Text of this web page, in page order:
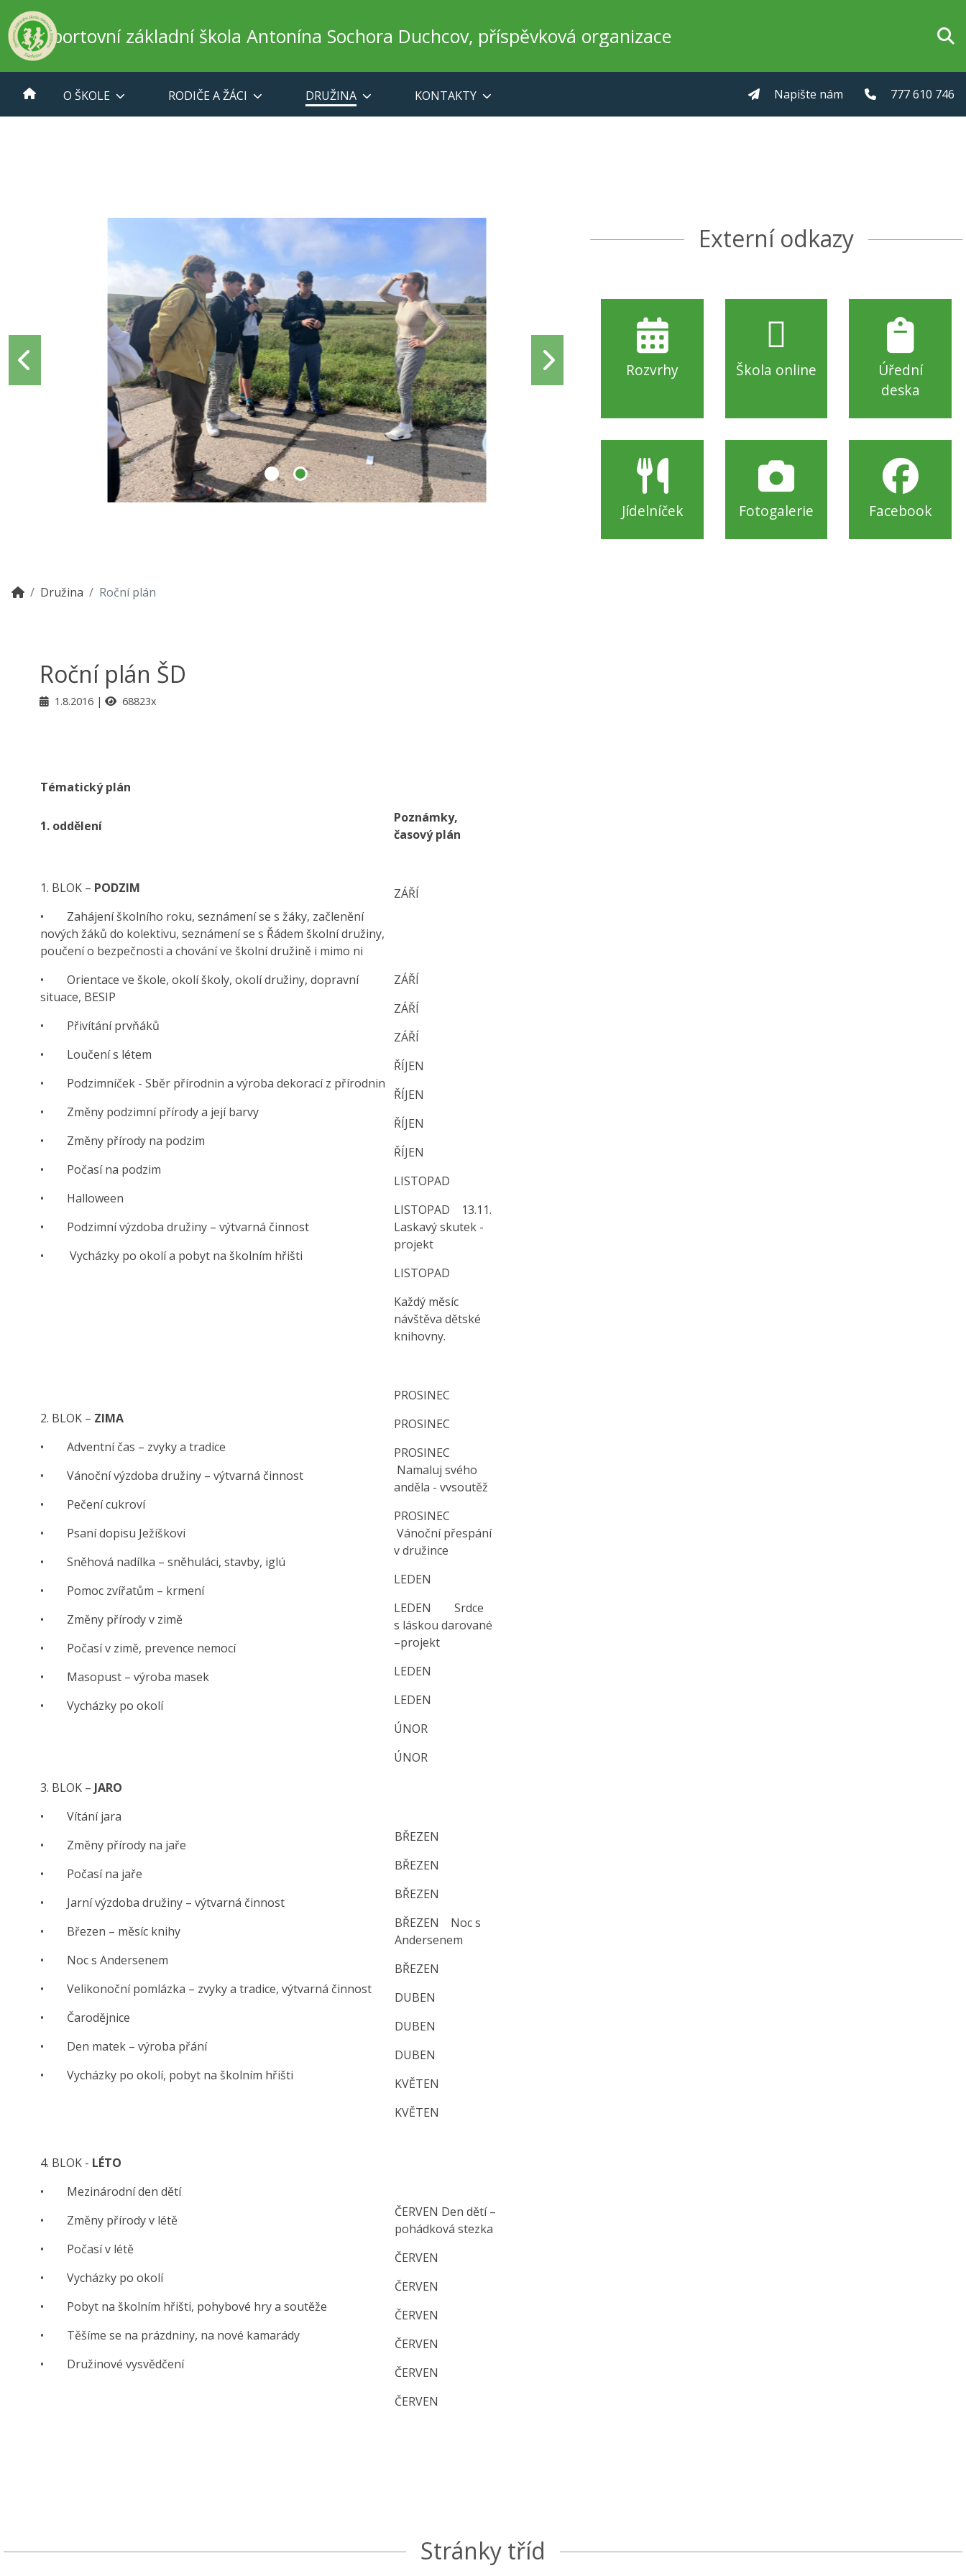
Sportovní základní škola Antonína Sochora Duchcov, příspěvková organizace
O ŠKOLE RODIČE A ŽÁCI DRUŽINA KONTAKTY Napište nám 777 610 746
Externí odkazy
Rozvrhy Škola online
Úřední
deska
Jídelníček Fotogalerie Facebook
Družina Roční plán
Roční plán ŠD
1.8.2016 68823x
Tématický plán
1. oddělení
Poznámky,
časový plán
1. BLOK – PODZIM
• Zahájení školního roku, seznámení se s žáky, začlenění
nových žáků do kolektivu, seznámení se s Řádem školní družiny,
poučení o bezpečnosti a chování ve školní družině i mimo ni
• Orientace ve škole, okolí školy, okolí družiny, dopravní
situace, BESIP
• Přivítání prvňáků
• Loučení s létem
• Podzimníček - Sběr přírodnin a výroba dekorací z přírodnin
• Změny podzimní přírody a její barvy
• Změny přírody na podzim
• Počasí na podzim
• Halloween
• Podzimní výzdoba družiny – výtvarná činnost
• Vycházky po okolí a pobyt na školním hřišti
ZÁŘÍ
ZÁŘÍ
ZÁŘÍ
ZÁŘÍ
ŘÍJEN
ŘÍJEN
ŘÍJEN
ŘÍJEN
LISTOPAD
LISTOPAD 13.11.
Laskavý skutek -
projekt
LISTOPAD
Každý měsíc
návštěva dětské
knihovny.
2. BLOK – ZIMA
• Adventní čas – zvyky a tradice
• Vánoční výzdoba družiny – výtvarná činnost
• Pečení cukroví
• Psaní dopisu Ježíškovi
• Sněhová nadílka – sněhuláci, stavby, iglú
• Pomoc zvířatům – krmení
• Změny přírody v zimě
• Počasí v zimě, prevence nemocí
• Masopust – výroba masek
• Vycházky po okolí
PROSINEC
PROSINEC
PROSINEC
Namaluj svého
anděla - vvsoutěž
PROSINEC
Vánoční přespání
v družince
LEDEN
LEDEN Srdce
s láskou darované
–projekt
LEDEN
LEDEN
ÚNOR
ÚNOR
3. BLOK – JARO
• Vítání jara
• Změny přírody na jaře
• Počasí na jaře
• Jarní výzdoba družiny – výtvarná činnost
• Březen – měsíc knihy
• Noc s Andersenem
• Velikonoční pomlázka – zvyky a tradice, výtvarná činnost
• Čarodějnice
• Den matek – výroba přání
• Vycházky po okolí, pobyt na školním hřišti
BŘEZEN
BŘEZEN
BŘEZEN
BŘEZEN Noc s
Andersenem
BŘEZEN
DUBEN
DUBEN
DUBEN
KVĚTEN
KVĚTEN
4. BLOK - LÉTO
• Mezinárodní den dětí
• Změny přírody v létě
• Počasí v létě
• Vycházky po okolí
• Pobyt na školním hřišti, pohybové hry a soutěže
• Těšíme se na prázdniny, na nové kamarády
• Družinové vysvědčení
ČERVEN Den dětí –
pohádková stezka
ČERVEN
ČERVEN
ČERVEN
ČERVEN
ČERVEN
ČERVEN
Stránky tříd